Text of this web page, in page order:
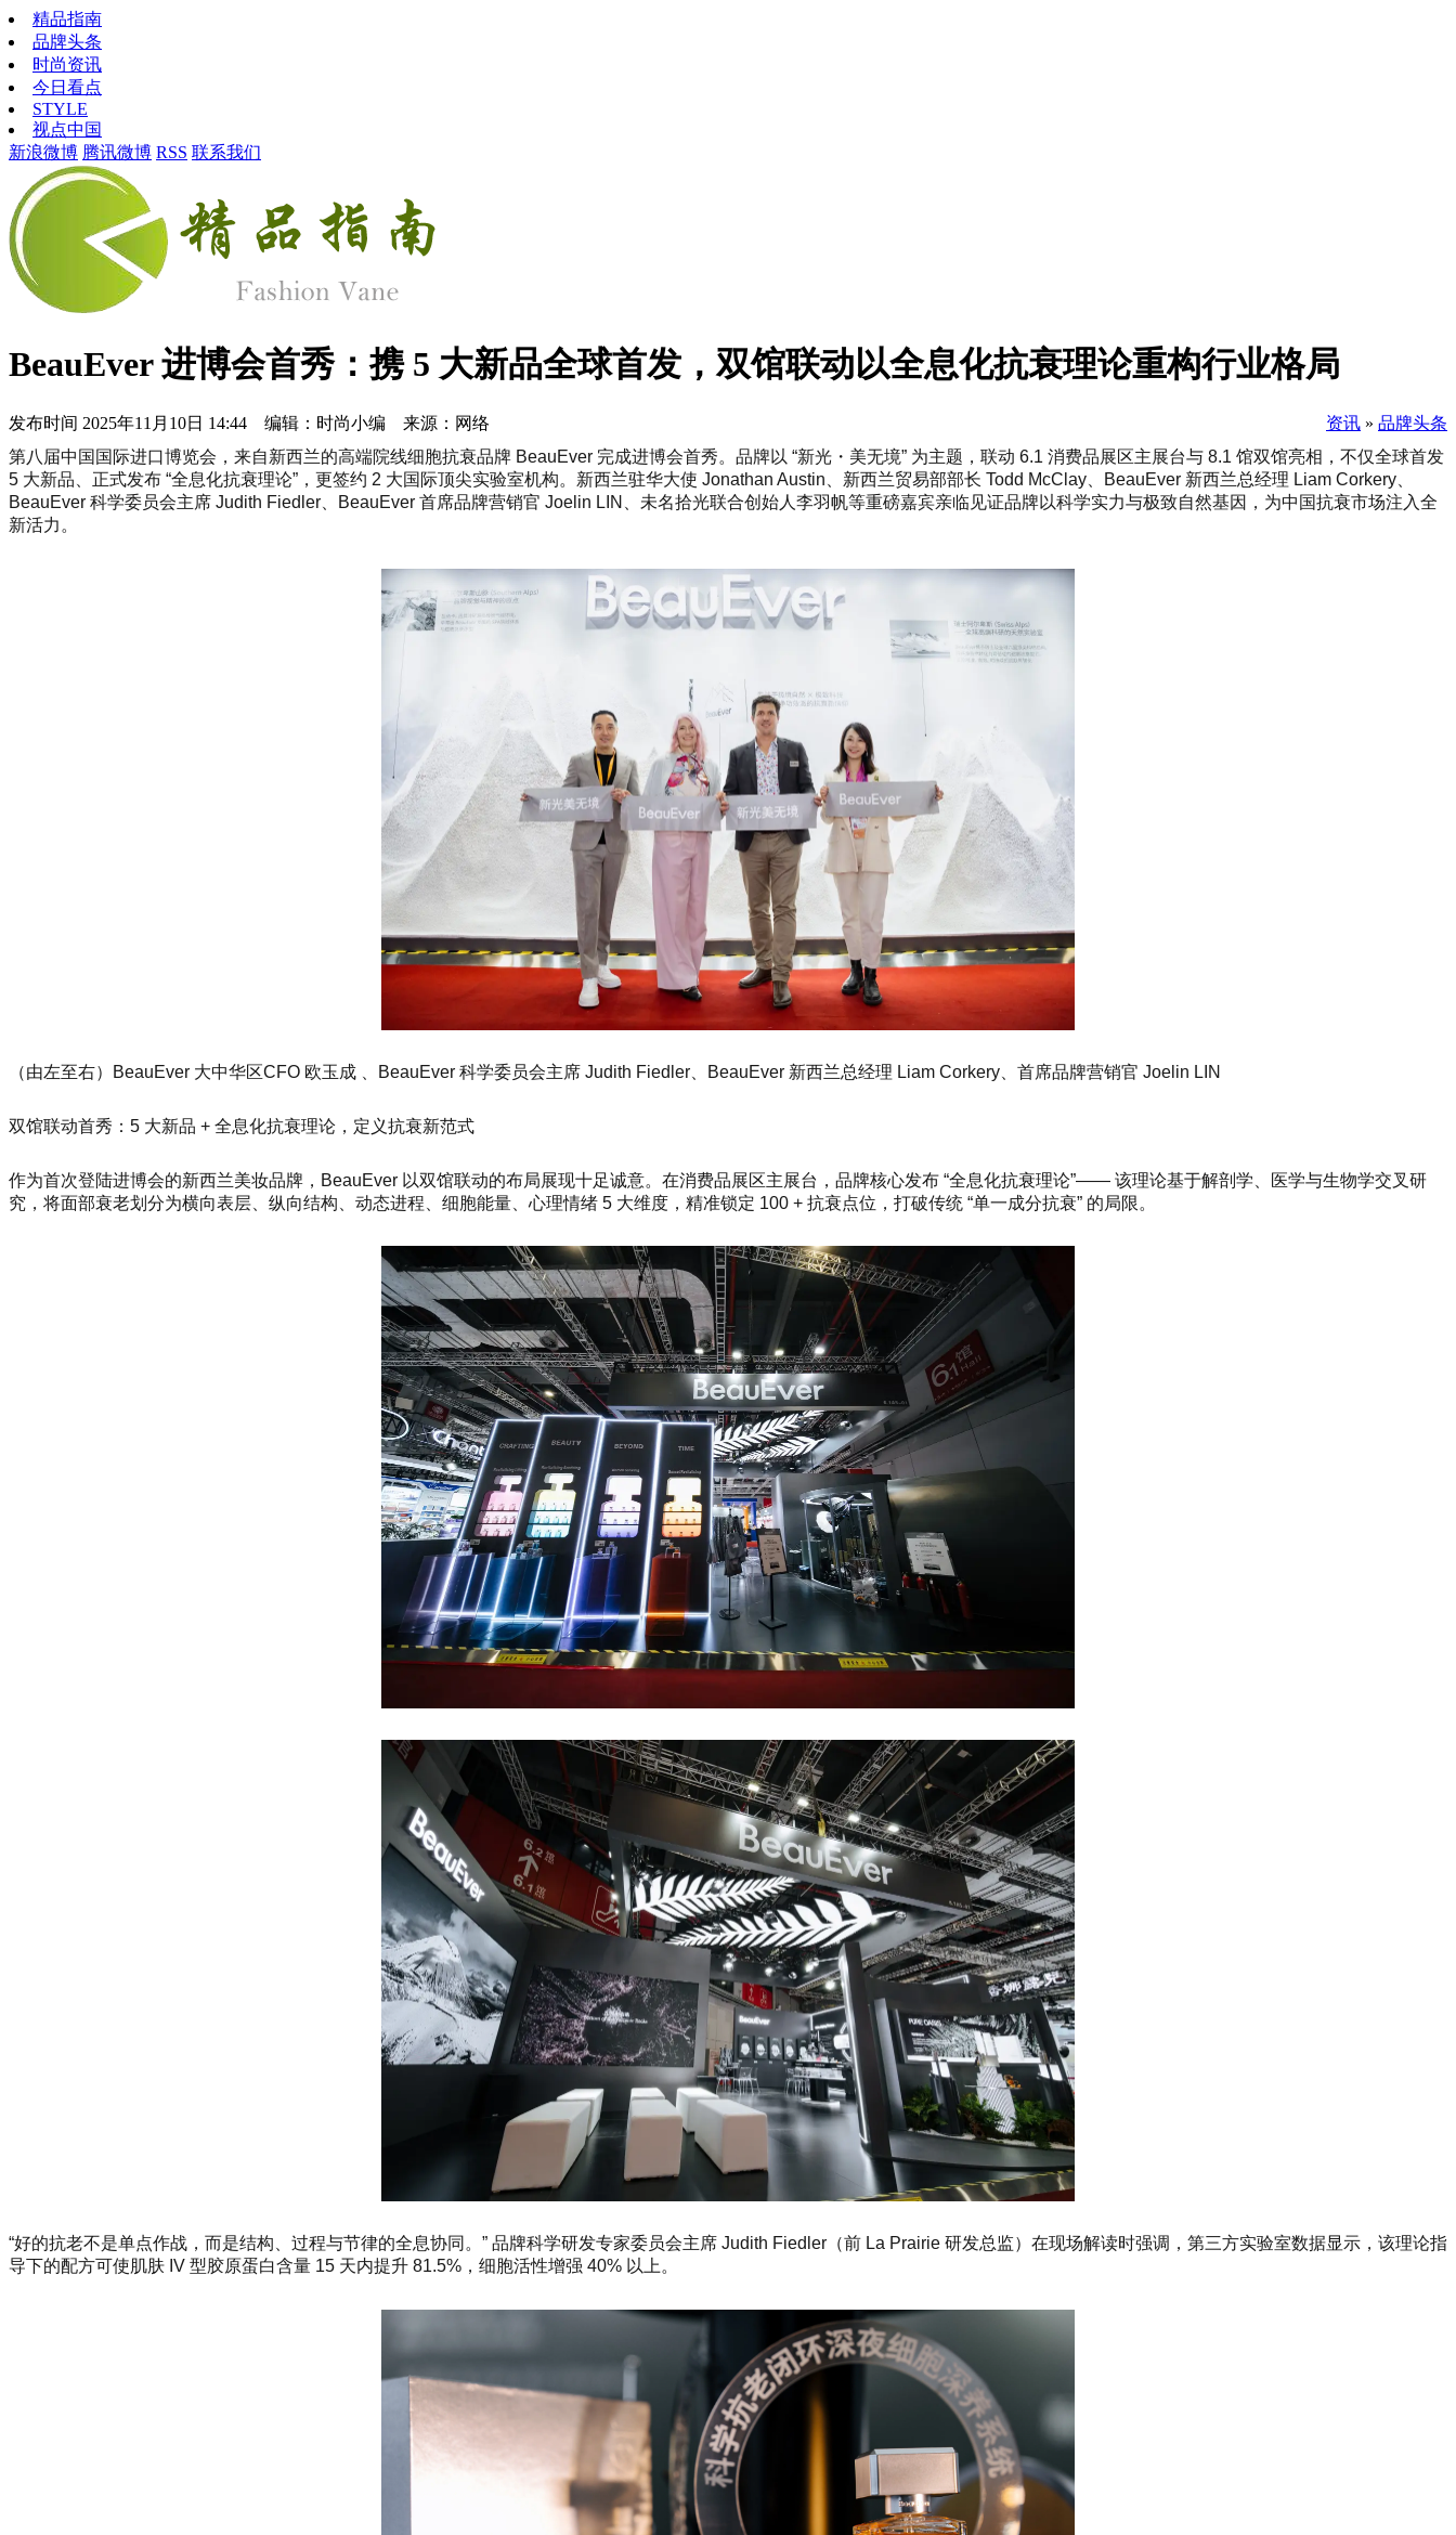
精品指南
品牌头条
时尚资讯
今日看点
STYLE
视点中国
新浪微博 腾讯微博 RSS 联系我们
BeauEver 进博会首秀：携 5 大新品全球首发，双馆联动以全息化抗衰理论重构行业格局
发布时间 2025年11月10日 14:44 编辑：时尚小编 来源：网络 资讯 » 品牌头条
第八届中国国际进口博览会，来自新西兰的高端院线细胞抗衰品牌 BeauEver 完成进博会首秀。品牌以 “新光・美无境” 为主题，联动 6.1 消费品展区主展台与 8.1 馆双馆亮相，不仅全球首发
5 大新品、正式发布 “全息化抗衰理论”，更签约 2 大国际顶尖实验室机构。新西兰驻华大使 Jonathan Austin、新西兰贸易部部长 Todd McClay、BeauEver 新西兰总经理 Liam Corkery、
BeauEver 科学委员会主席 Judith Fiedler、BeauEver 首席品牌营销官 Joelin LIN、未名拾光联合创始人李羽帆等重磅嘉宾亲临见证品牌以科学实力与极致自然基因，为中国抗衰市场注入全
新活力。
（由左至右）BeauEver 大中华区CFO 欧玉成 、BeauEver 科学委员会主席 Judith Fiedler、BeauEver 新西兰总经理 Liam Corkery、首席品牌营销官 Joelin LIN
双馆联动首秀：5 大新品 + 全息化抗衰理论，定义抗衰新范式
作为首次登陆进博会的新西兰美妆品牌，BeauEver 以双馆联动的布局展现十足诚意。在消费品展区主展台，品牌核心发布 “全息化抗衰理论”—— 该理论基于解剖学、医学与生物学交叉研
究，将面部衰老划分为横向表层、纵向结构、动态进程、细胞能量、心理情绪 5 大维度，精准锁定 100 + 抗衰点位，打破传统 “单一成分抗衰” 的局限。
“好的抗老不是单点作战，而是结构、过程与节律的全息协同。” 品牌科学研发专家委员会主席 Judith Fiedler（前 La Prairie 研发总监）在现场解读时强调，第三方实验室数据显示，该理论指
导下的配方可使肌肤 IV 型胶原蛋白含量 15 天内提升 81.5%，细胞活性增强 40% 以上。